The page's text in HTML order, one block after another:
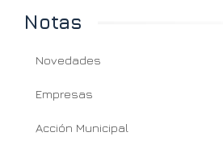
Notas
Novedades
Empresas
Acción Municipal